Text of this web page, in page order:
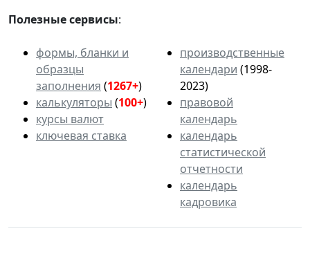
Полезные сервисы:
формы, бланки и
образцы
заполнения (1267+)
калькуляторы (100+)
курсы валют
ключевая ставка
производственные
календари (1998-
2023)
правовой
календарь
календарь
статистической
отчетности
календарь
кадровика